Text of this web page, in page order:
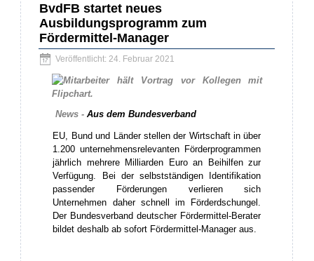
BvdFB startet neues
Ausbildungsprogramm zum
Fördermittel-Manager
Veröffentlicht: 24. Februar 2021
News -Aus dem Bundesverband
EU, Bund und Länder stellen der Wirtschaft in über
1.200 unternehmensrelevanten Förderprogrammen
jährlich mehrere Milliarden Euro an Beihilfen zur
Verfügung. Bei der selbstständigen Identifikation
passender Förderungen verlieren sich
Unternehmen daher schnell im Förderdschungel.
Der Bundesverband deutscher Fördermittel-Berater
bildet deshalb ab sofort Fördermittel-Manager aus.